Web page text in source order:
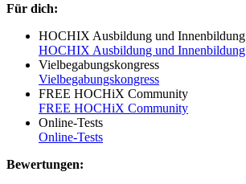
Für dich:
HOCHIX Ausbildung und Innenbildung
HOCHIX Ausbildung und Innenbildung
Vielbegabungskongress
Vielbegabungskongress
FREE HOCHiX Community
FREE HOCHiX Community
Online-Tests
Online-Tests
Bewertungen: